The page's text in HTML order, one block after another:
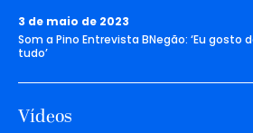
3 de maio de 2023
Som a Pino Entrevista BNegão: ‘Eu gosto
tudo’
Vídeos